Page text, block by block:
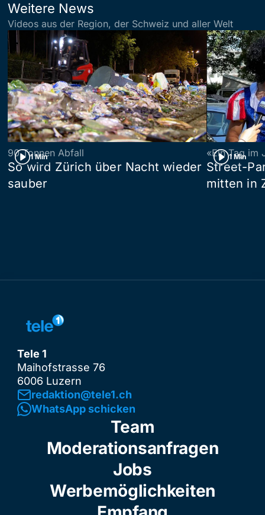
Weitere News
Videos aus der Region, der Schweiz und aller Welt
1 Min
90 Tonnen Abfall
So wird Zürich über Nacht wieder
sauber
1 Min
«Ein Tag im
Street-
mitten in
Tele 1
Maihofstrasse 76
6006 Luzern
redaktion@tele1.ch
WhatsApp schicken
Team
Moderationsanfragen
Jobs
Werbemöglichkeiten